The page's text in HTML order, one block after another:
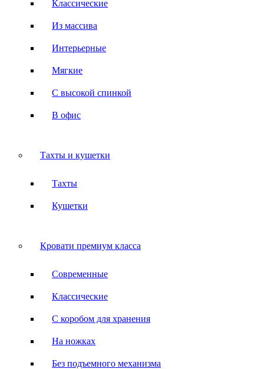
Классические
Из массива
Интерьерные
Мягкие
С высокой спинкой
В офис
Тахты и кушетки
Тахты
Кушетки
Кровати премиум класса
Современные
Классические
С коробом для хранения
На ножках
Без подъемного механизма